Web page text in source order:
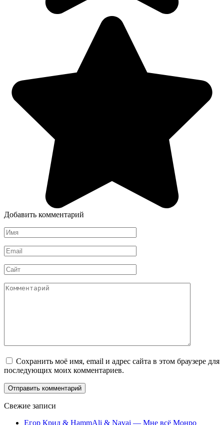
Добавить комментарий
Имя
*
Email
*
Сайт
Комментарий
Сохранить моё имя, email и адрес сайта в этом браузере для
последующих моих комментариев.
Свежие записи
Егор Крид & HammAli & Navai — Мне всё Монро